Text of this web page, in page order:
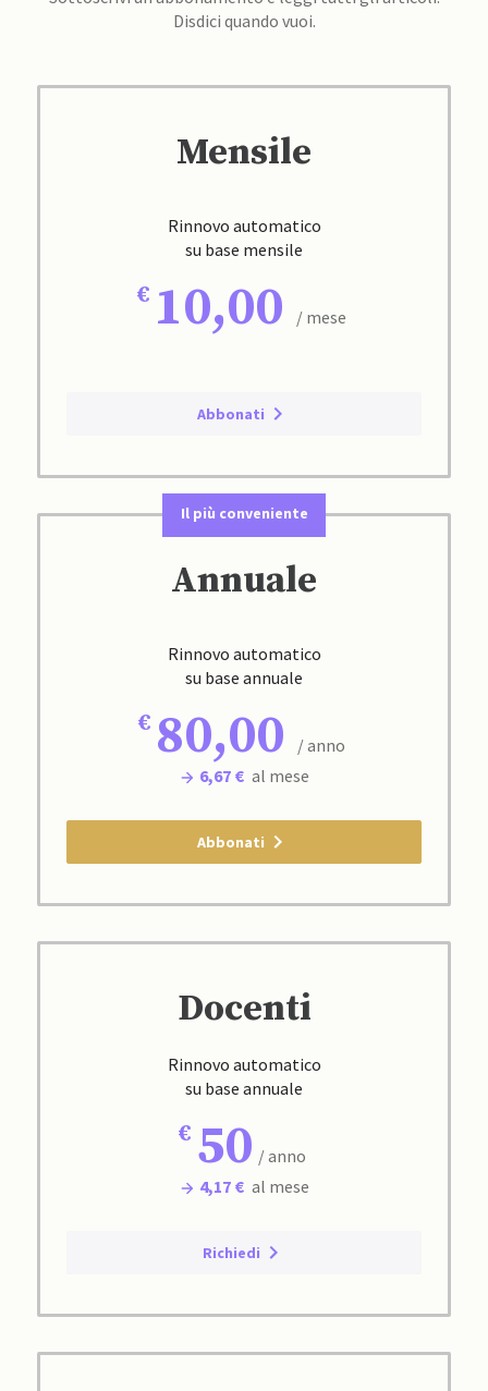
Disdici quando vuoi.
Mensile
Rinnovo automatico
su base mensile
10,00 / mese
Abbonati
Il più conveniente
Annuale
Rinnovo automatico
su base annuale
80,00
/ anno
6,67 € al mese
Abbonati
Docenti
Rinnovo automatico
su base annuale
50 / anno
4,17 € al mese
Richiedi